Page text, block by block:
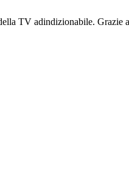
TV adindizionabile. Grazie